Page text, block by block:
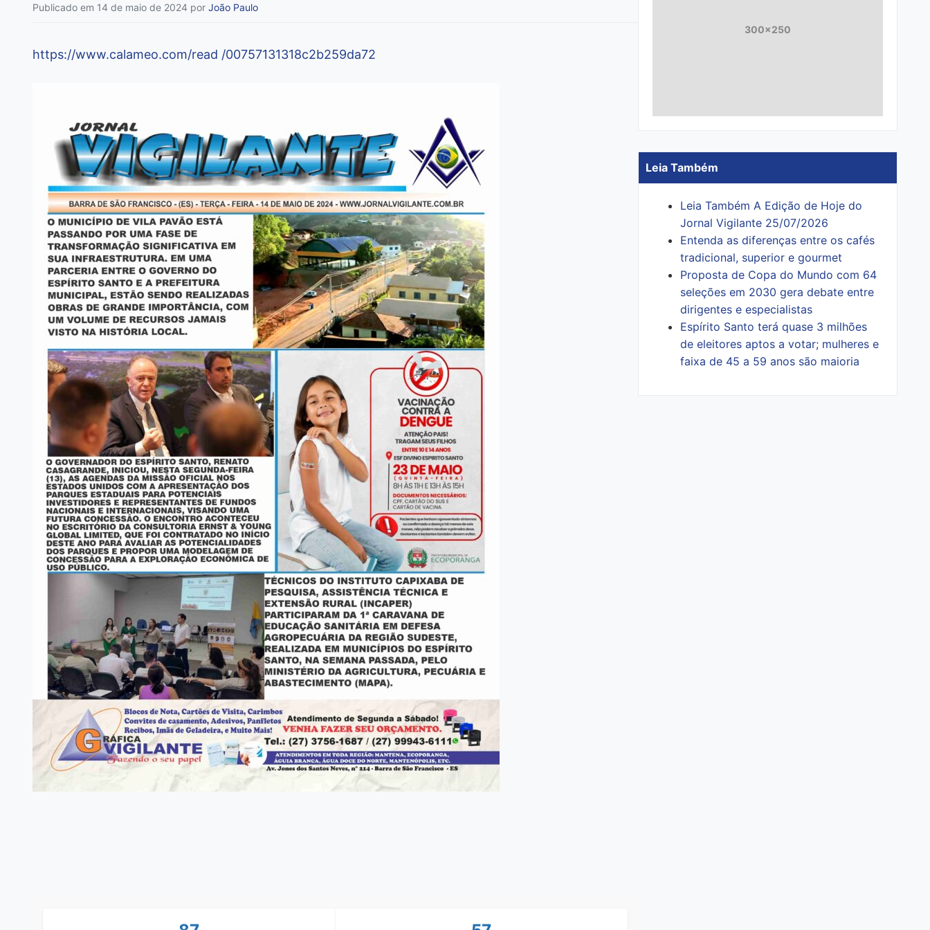
Publicado em 14 de maio de 2024 por João Paulo
https://www.calameo.com/read /00757131318c2b259da72
300x250
Leia Também
Leia Também A Edição de Hoje do
Jornal Vigilante 25/07/2026
Entenda as diferenças entre os cafés
tradicional, superior e gourmet
Proposta de Copa do Mundo com 64
seleções em 2030 gera debate entre
dirigentes e especialistas
Espírito Santo terá quase 3 milhões
de eleitores aptos a votar; mulheres e
faixa de 45 a 59 anos são maioria